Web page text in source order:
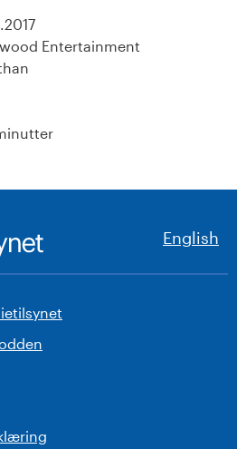
Entertainment
English